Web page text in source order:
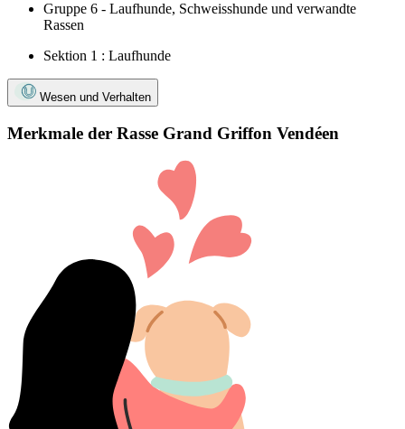
Gruppe 6 - Laufhunde, Schweisshunde und verwandte
Rassen
Sektion 1 : Laufhunde
Wesen und Verhalten
Merkmale der Rasse Grand Griffon Vendéen